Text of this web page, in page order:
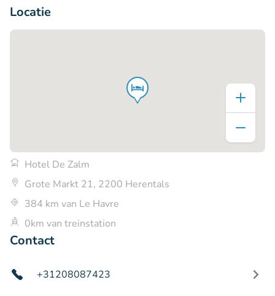
Locatie
Hotel De Zalm
Grote Markt 21, 2200 Herentals
384 km van Le Havre
0km van treinstation
Contact
+31208087423